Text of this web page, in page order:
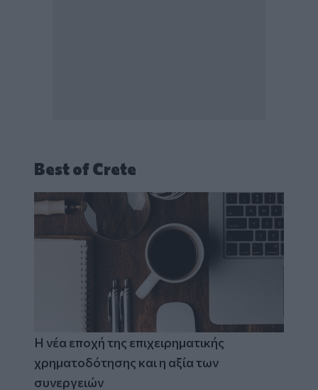
Best of Crete
Η νέα εποχή της επιχειρηματικής
χρηματοδότησης και η αξία των
συνεργειών